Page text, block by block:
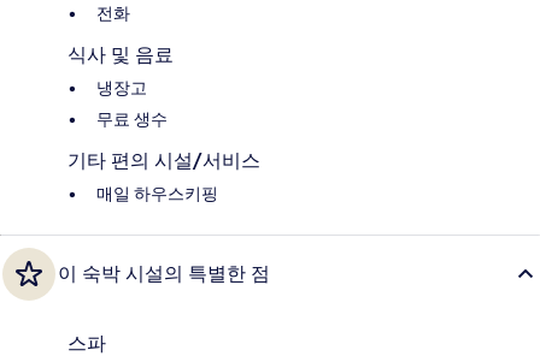
전화
식사 및 음료
냉장고
무료 생수
기타 편의 시설/서비스
매일 하우스키핑
이 숙박 시설의 특별한 점
스파